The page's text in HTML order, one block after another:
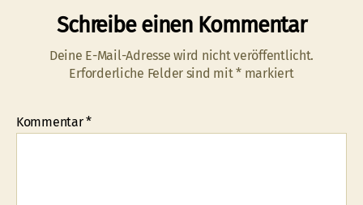
Schreibe einen Kommentar
Deine E-Mail-Adresse wird nicht veröffentlicht.
Erforderliche Felder sind mit* markiert
Kommentar*